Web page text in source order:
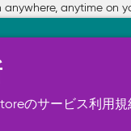
anywhere, anytime on
須）。 このほか、
Cookie を使用する
のサービス利用規